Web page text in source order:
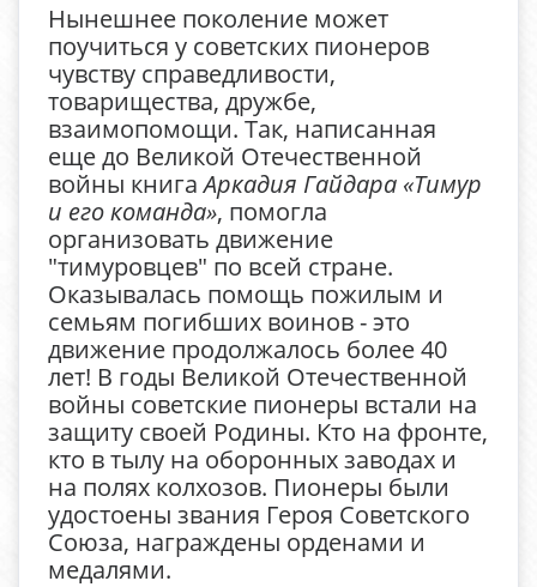
Нынешнее поколение может
поучиться у советских пионеров
чувству справедливости,
товарищества, дружбе,
взаимопомощи. Так, написанная
еще до Великой Отечественной
войны книгаАркадия Гайдара «Тимур
и его команда», помогла
организовать движение
"тимуровцев" по всей стране.
Оказывалась помощь пожилым и
семьям погибших воинов - это
движение продолжалось более 40
лет! В годы Великой Отечественной
войны советские пионеры встали на
защиту своей Родины. Кто на фронте,
кто в тылу на оборонных заводах и
на полях колхозов. Пионеры были
удостоены звания Героя Советского
Союза, награждены орденами и
медалями.